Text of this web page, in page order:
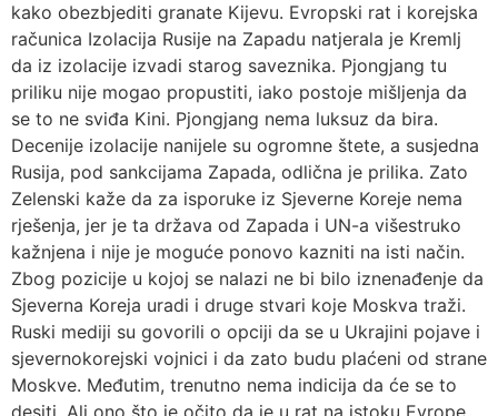
kako obezbjediti granate Kijevu. Evropski rat i korejska
računica Izolacija Rusije na Zapadu natjerala je Kremlj
da iz izolacije izvadi starog saveznika. Pjongjang tu
priliku nije mogao propustiti, iako postoje mišljenja da
se to ne sviđa Kini. Pjongjang nema luksuz da bira.
Decenije izolacije nanijele su ogromne štete, a susjedna
Rusija, pod sankcijama Zapada, odlična je prilika. Zato
Zelenski kaže da za isporuke iz Sjeverne Koreje nema
rješenja, jer je ta država od Zapada i UN-a višestruko
kažnjena i nije je moguće ponovo kazniti na isti način.
Zbog pozicije u kojoj se nalazi ne bi bilo iznenađenje da
Sjeverna Koreja uradi i druge stvari koje Moskva traži.
Ruski mediji su govorili o opciji da se u Ukrajini pojave i
sjevernokorejski vojnici i da zato budu plaćeni od strane
Moskve. Međutim, trenutno nema indicija da će se to
desiti. Ali ono što je očito da je u rat na istoku Evrope